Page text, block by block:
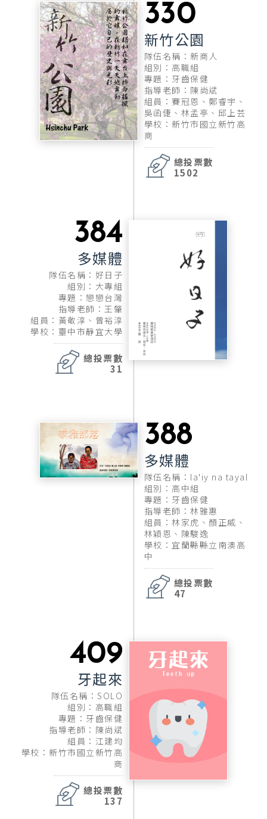
330
新竹公園
隊伍名稱：新商人
組別：高職組
專題：牙齒保健
指導老師：陳尚斌
組員：賽冠恩、鄭睿宇、
吳函倢、林孟亭、邱上芸
學校：新竹市國立新竹高
商
總投票數
1502
384
多媒體
隊伍名稱：好日子
組別：大專組
專題：戀戀台灣
指導老師：王肇
組員：黃敬淳、曾裕淳
學校：臺中市靜宜大學
總投票數
31
388
多媒體
隊伍名稱：la'iy na tayal
組別：高中組
專題：牙齒保健
指導老師：林雅惠
組員：林家虎、顏正威、
林穎恩、陳駿逸
學校：宜蘭縣縣立南澳高
中
總投票數
47
409
牙起來
隊伍名稱：SOLO
組別：高職組
專題：牙齒保健
指導老師：陳尚斌
組員：江建均
學校：新竹市國立新竹高
商
總投票數
137